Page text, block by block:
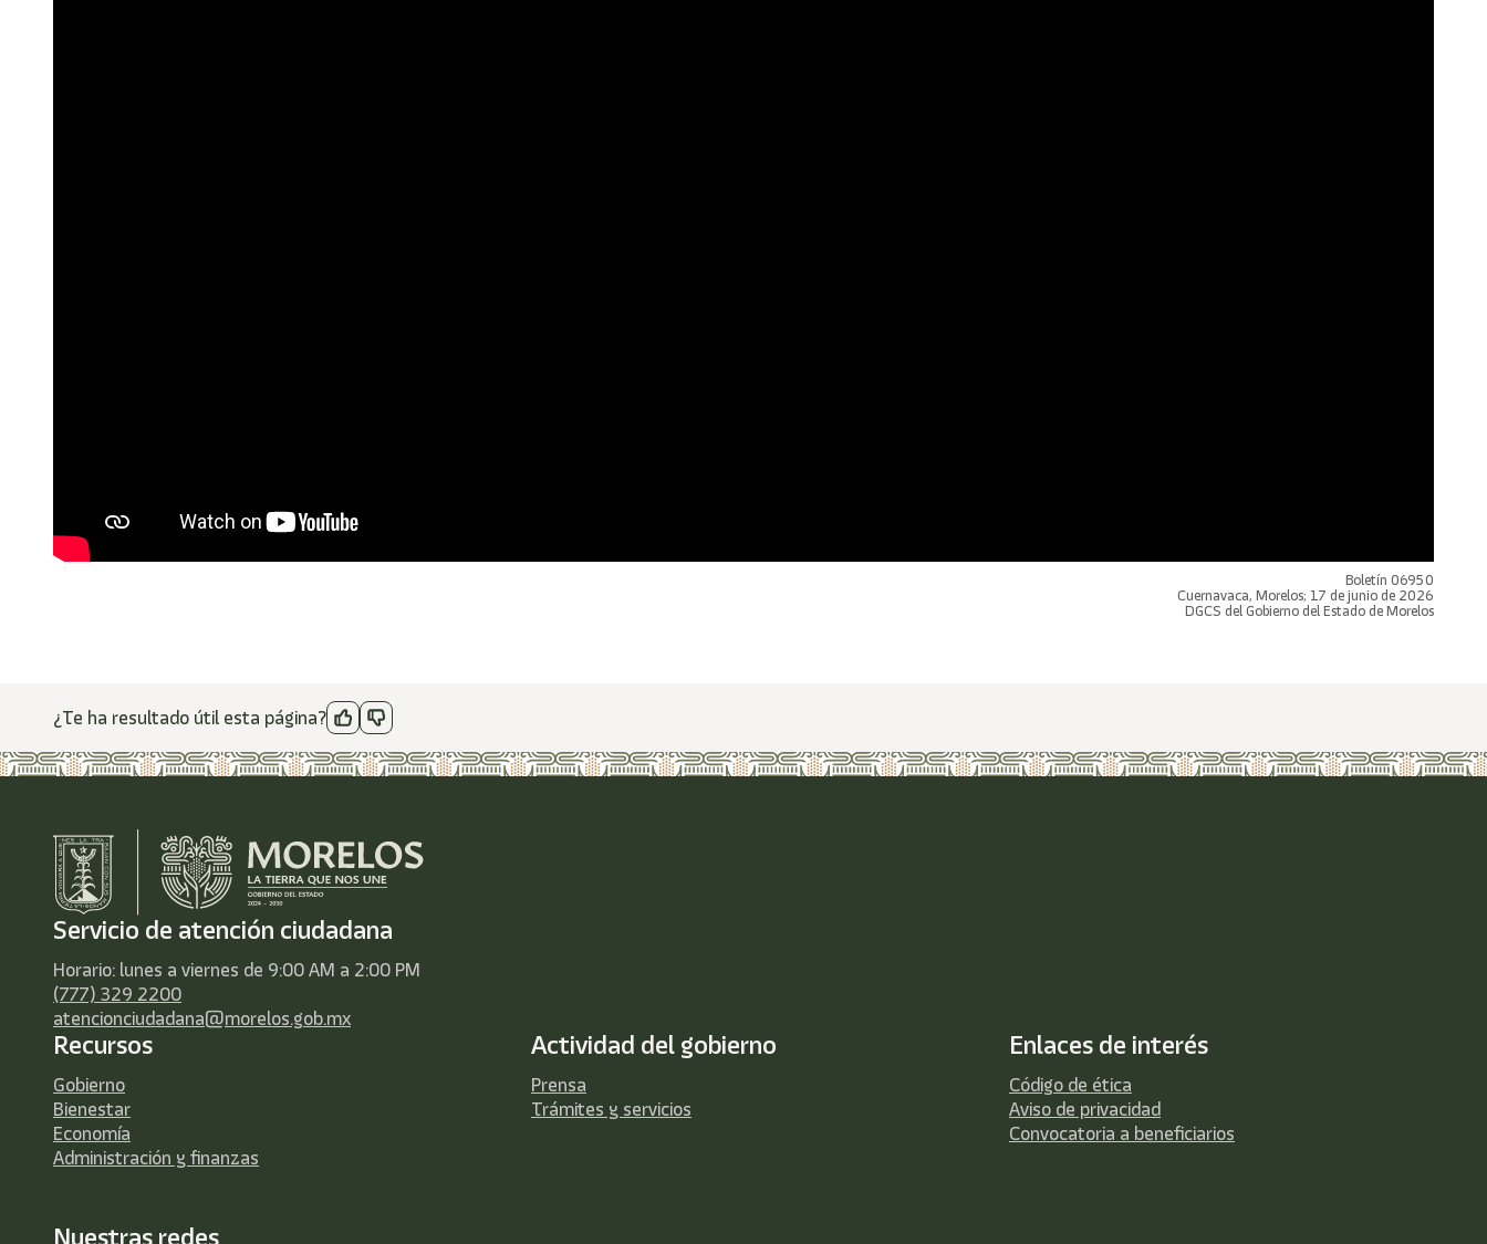
Boletín 06950
Cuernavaca, Morelos; 17 de junio de 2026
DGCS del Gobierno del Estado de Morelos
¿Te ha resultado útil esta página?
Servicio de atención ciudadana
Horario: lunes a viernes de 9:00 AM a 2:00 PM
(777) 329 2200
atencionciudadana@morelos.gob.mx
Recursos
Gobierno
Bienestar
Economía
Administración y finanzas
Actividad del gobierno
Prensa
Trámites y servicios
Enlaces de interés
Código de ética
Aviso de privacidad
Convocatoria a beneficiarios